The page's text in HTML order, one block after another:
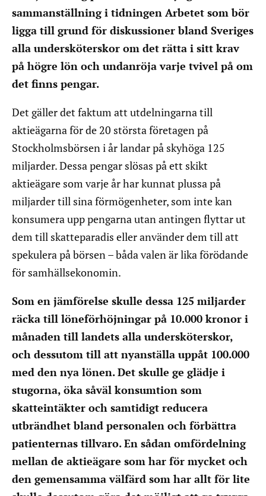
sammanställning i tidningen Arbetet som bör
ligga till grund för diskussioner bland Sveriges
alla undersköterskor om det rätta i sitt krav
på högre lön och undanröja varje tvivel på om
det finns pengar.
Det gäller det faktum att utdelningarna till
aktieägarna för de 20 största företagen på
Stockholmsbörsen i år landar på skyhöga 125
miljarder. Dessa pengar slösas på ett skikt
aktieägare som varje år har kunnat plussa på
miljarder till sina förmögenheter, som inte kan
konsumera upp pengarna utan antingen flyttar ut
dem till skatteparadis eller använder dem till att
spekulera på börsen – båda valen är lika förödande
för samhällsekonomin.
Som en jämförelse skulle dessa 125 miljarder
räcka till löneförhöjningar på 10.000 kronor i
månaden till landets alla undersköterskor,
och dessutom till att nyanställa uppåt 100.000
med den nya lönen. Det skulle ge glädje i
stugorna, öka såväl konsumtion som
skatteintäkter och samtidigt reducera
utbrändhet bland personalen och förbättra
patienternas tillvaro. En sådan omfördelning
mellan de aktieägare som har för mycket och
den gemensamma välfärd som har allt för lite